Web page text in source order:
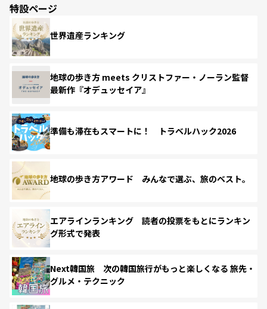
特設ページ
世界遺産ランキング
地球の歩き方 meets クリストファー・ノーラン監督
最新作『オデュッセイア』
準備も滞在もスマートに！ トラベルハック2026
地球の歩き方アワード みんなで選ぶ、旅のベスト。
エアラインランキング 読者の投票をもとにランキン
グ形式で発表
Next韓国旅 次の韓国旅行がもっと楽しくなる 旅先・
グルメ・テクニック